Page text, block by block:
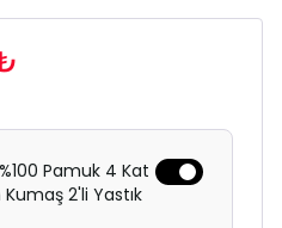
Pamuk 4 Kat
2'li Yastık